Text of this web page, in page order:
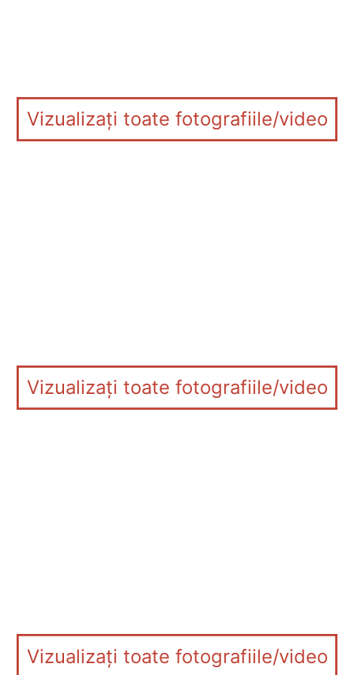
Vizualizați toate fotografiile/video
Vizualizați toate fotografiile/video
Vizualizați toate fotografiile/video